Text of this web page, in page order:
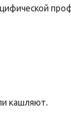
кашляют.